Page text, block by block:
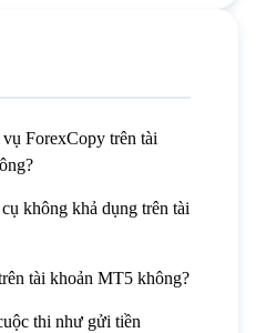
ForexCopy trên tài
không khả dụng trên tài
tài khoản MT5 không?
thi như gửi tiền